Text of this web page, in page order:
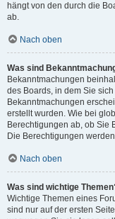
hängt von den durch die
ab.
Nach oben
Was sind
Bekanntmachungen
des Boards, in dem Sie
Bekanntmachungen
erstellt wurden. Wie bei
Berechtigungen ab, ob Sie
Die Berechtigungen
Nach oben
Was sind wichtige
Wichtige Themen eines
sind nur auf der ersten